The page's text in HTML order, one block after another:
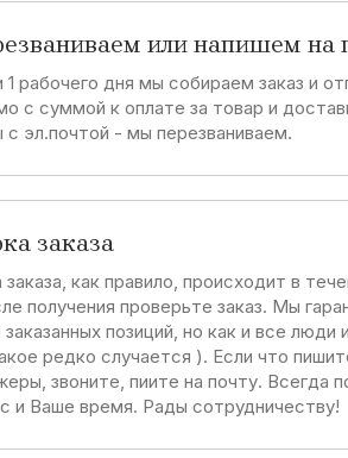
или напишем на
1 рабочего дня мы собираем заказ и
с суммой к оплате за товар и
эл.почтой - мы перезваниваем.
заказа
как правило, происходит в
получения проверьте заказ. Мы
позиций, но как и все люди
редко случается ). Если что
звоните, пиите на почту. Всегда
и Ваше время. Рады сотрудничеству!